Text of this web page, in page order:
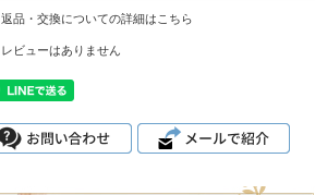
返品・交換についての詳細はこちら
レビューはありません